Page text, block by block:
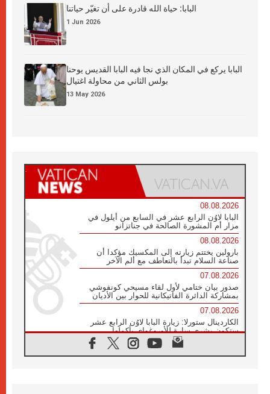
البابا: حياة الله قادرة على أن تغيّر حياتنا
1 Jun 2026
البابا يركع في المكان الذي نجا فيه البابا القديس يوحنا
بولس الثاني من محاولة اغتيال
13 May 2026
08.08.2026
البابا لاوُن الرابع عشر في السابع من أيلول في
مزار أم المشورة الصالحة في جناتزانو
08.08.2026
بارولين يختتم زيارته إلى المكسيك مؤكدا أن
صناعة السلام تبدأ بالتعاطف مع ألم الآخر
07.08.2026
صدور بيان ختامي لأول لقاء مسيحي كونفوشي
بمشاركة الدائرة الفاتيكانية للحوار بين الأديان
07.08.2026
الكاردينال ستورلا: زيارة البابا لاوُن الرابع عشر
ستكون بشرى سارة للأوروغواي بأكملها
الفاتيكان يعلن برنامج الزيارة الرسولية للبابا لاوُن